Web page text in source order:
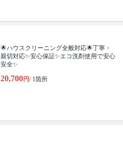
🌟ハウスクリーニング全般対応🌟丁寧・
親切対応✨安心保証✨エコ洗剤使用で安心
安全✨
20,700円/ 1箇所